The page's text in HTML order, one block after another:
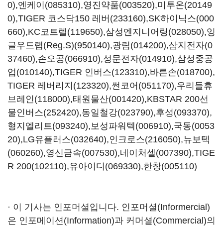
0),엔케이(085310),영진약품(003520),미투온(20149
0),TIGER 코스닥150 레버(233160),SK하이닉스(000
660),KC코트렐(119650),삼성엔지니어링(028050),잉
글우드랩(Reg.S)(950140),광림(014200),삼지전자(0
37460),손오공(066910),성문전자(014910),삼성중공
업(010140),TIGER 인버스(123310),바른손(018700),
TIGER 레버리지(123320),썬코어(051170),우리들휴
브레인(118000),태원물산(001420),KBSTAR 200선
물인버스(252420),동일철강(023790),후성(093370),
형지엘리트(093240), 보성파워텍(006910),국동(0053
20),LG유플러스(032640),인크로스(216050),뉴보텍
(060260),영신금속(007530),네이처셀(007390),TIGE
R 200(102110),유아이디(069330),한창(005110)
· 이 기사는 인포머셜입니다. 인포머셜(Informercial)
은 인포메이션(Information)과 커머셜(Commercial)의